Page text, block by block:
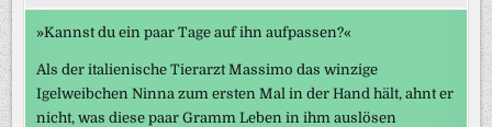
»Kannst du ein paar Tage auf ihn aufpassen?«
Als der italienische Tierarzt Massimo das winzige
Igelweibchen Ninna zum ersten Mal in der Hand hält, ahnt er
nicht, was diese paar Gramm Leben in ihm auslösen